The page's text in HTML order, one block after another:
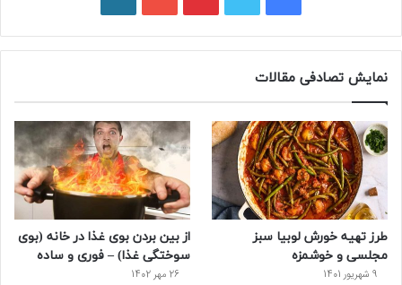
ی
س
ب
و
ک
و
ی
ت
ی
ت
ر
س
ت
و
ی
و
ب
ر
پ
ر
س
نمایش تصادفی مقالات
طرز تهیه خورش لوبیا سبز
مجلسی و خوشمزه
9 شهریور 1401
از بین بردن بوی غذا در خانه (بوی
سوختگی غذا) – فوری و ساده
26 مهر 1402